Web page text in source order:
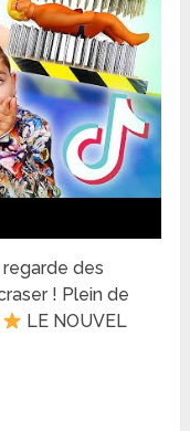
des
! Plein de
LE NOUVEL